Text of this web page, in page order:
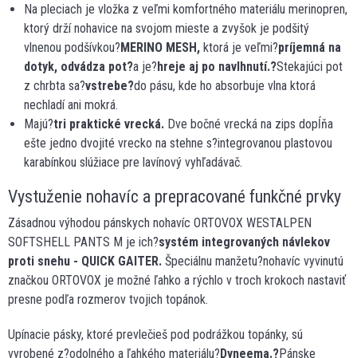
Na pleciach je vložka z veľmi komfortného materiálu merinopren,
ktorý drží nohavice na svojom mieste a zvyšok je podšitý
vlnenou podšívkou?MERINO MESH, ktorá je veľmi?príjemná na
dotyk, odvádza pot?a je?hreje aj po navlhnutí.?Stekajúci pot
z chrbta sa?vstrebe?do pásu, kde ho absorbuje vlna ktorá
nechladí ani mokrá.
Majú?tri praktické vrecká. Dve bočné vrecká na zips dopĺňa
ešte jedno dvojité vrecko na stehne s?integrovanou plastovou
karabínkou slúžiace pre lavínový vyhľadávač.
Vystuženie nohavíc a prepracované funkčné prvky
Zásadnou výhodou pánskych nohavíc ORTOVOX WESTALPEN
SOFTSHELL PANTS M je ich?systém integrovaných návlekov
proti snehu - QUICK GAITER. Špeciálnu manžetu?nohavíc vyvinutú
značkou ORTOVOX je možné ľahko a rýchlo v troch krokoch nastaviť
presne podľa rozmerov tvojich topánok.
Upínacie pásky, ktoré prevlečieš pod podrážkou topánky, sú
vyrobené z?odolného a ľahkého materiálu?Dyneema.?Pánske